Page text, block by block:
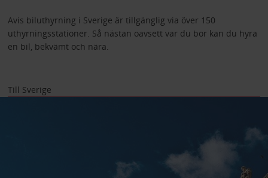
Avis biluthyrning i Sverige är tillgänglig via över 150
uthyrningsstationer. Så nästan oavsett var du bor kan du hyra
en bil, bekvämt och nära.
Till Sverige